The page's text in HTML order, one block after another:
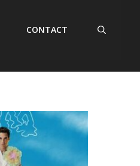
CONTACT